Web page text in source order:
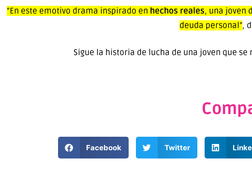
“En este emotivo drama inspirado en hechos reales, una joven
deuda personal”,
Sigue la historia de lucha de una joven que
Facebook Twitter